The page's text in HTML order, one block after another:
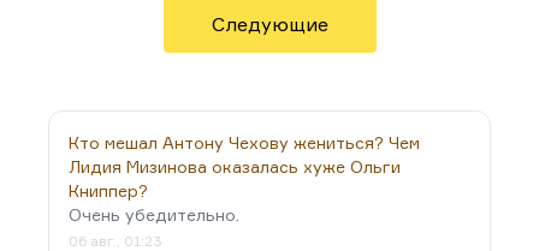
Следующие
Кто мешал Антону Чехову жениться? Чем
Лидия Мизинова оказалась хуже Ольги
Книппер?
Очень убедительно.
06 авг., 01:23